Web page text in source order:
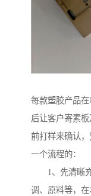
每款塑胶产品
后让客户寄素
前打样来确认
一个流程的：
1、先清晰充
调、原料等，